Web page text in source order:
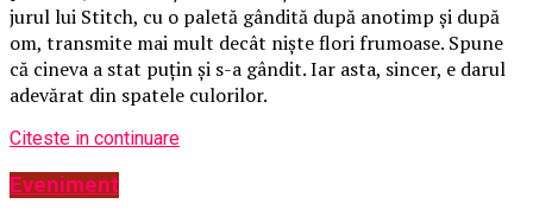
jurul lui Stitch, cu o paletă gândită după anotimp și după
om, transmite mai mult decât niște flori frumoase. Spune
că cineva a stat puțin și s-a gândit. Iar asta, sincer, e darul
adevărat din spatele culorilor.
Citeste in continuare
Eveniment